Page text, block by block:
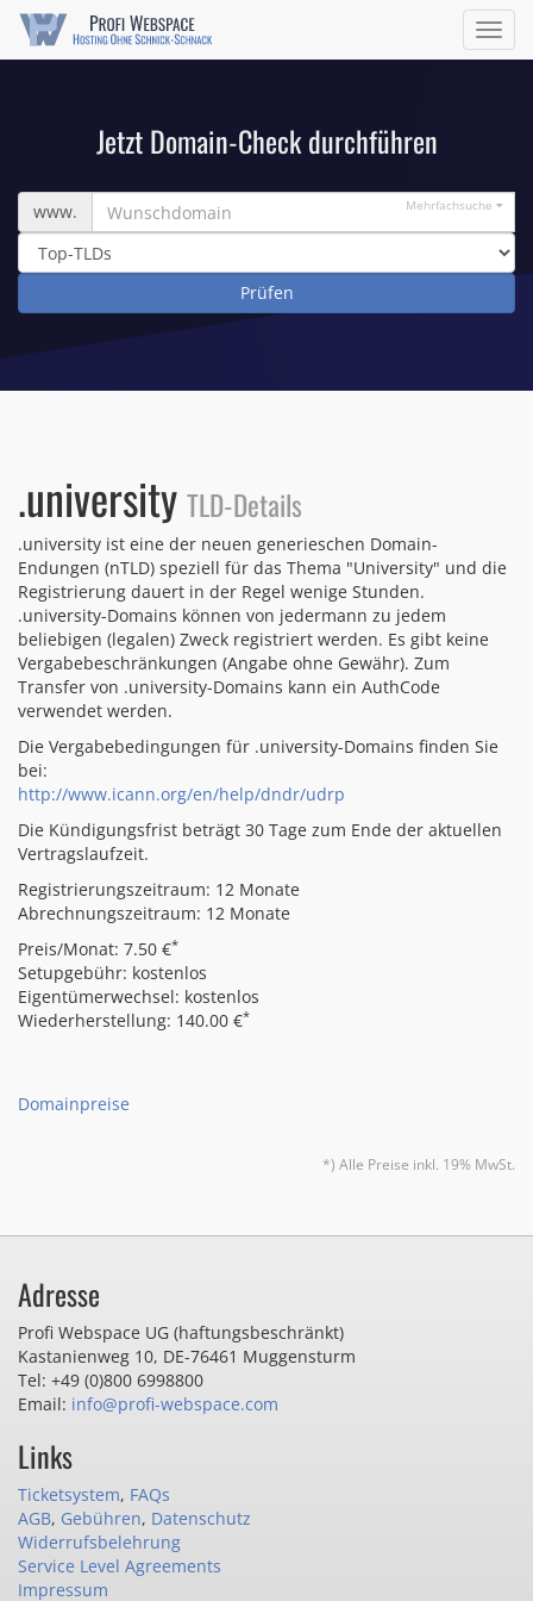
ein/
Jetzt Domain-Check durchführen
Wunschdomain
www. Mehrfachsuche
.university TLD-Details
.university ist eine der neuen generieschen Domain-
Endungen (nTLD) speziell für das Thema "University" und die
Registrierung dauert in der Regel wenige Stunden.
.university-Domains können von jedermann zu jedem
beliebigen (legalen) Zweck registriert werden. Es gibt keine
Vergabebeschränkungen (Angabe ohne Gewähr). Zum
Transfer von .university-Domains kann ein AuthCode
verwendet werden.
Die Vergabebedingungen für .university-Domains finden Sie
bei:
http://www.icann.org/en/help/dndr/udrp
Die Kündigungsfrist beträgt 30 Tage zum Ende der aktuellen
Vertragslaufzeit.
Registrierungszeitraum: 12 Monate
Abrechnungszeitraum: 12 Monate
Preis/Monat: 7.50 €*
Setupgebühr: kostenlos
Eigentümerwechsel: kostenlos
Wiederherstellung: 140.00 €*
Domainpreise
*) Alle Preise inkl. 19% MwSt.
Adresse
Profi Webspace UG (haftungsbeschränkt)
Kastanienweg 10, DE-76461 Muggensturm
Tel: +49 (0)800 6998800
Email: info@profi-webspace.com
Links
Ticketsystem, FAQs
AGB, Gebühren, Datenschutz
Widerrufsbelehrung
Service Level Agreements
Impressum